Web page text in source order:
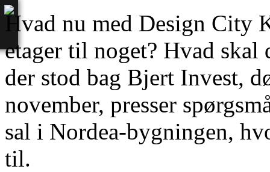
Hvad nu med Design City
etager til noget? Hvad skal
der stod bag Bjert Invest,
november, presser
sal i Nordea-bygningen,
til.